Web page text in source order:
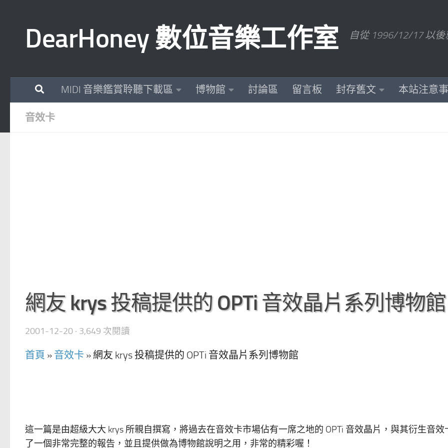
DearHoney 數位音樂工作室 自從 1996/12/17 以
MIDI 音樂鑑賞聆聽下載區 博物館 討論區 留言板 封存舊文 本站注意
音效卡
網友 krys 投稿提供的 OPTi 音效晶片系列博物館
2001-12-20 · 3,649 次閱讀
首頁 » 音效卡 » 網友 krys 投稿提供的 OPTi 音效晶片系列博物館
這一篇是由超級大大 krys 所親自撰寫，將過去在音效卡市場佔有一席之地的 OPTi 音效晶片，與其衍生音效
了一個非常完整的報告，並且提供做為博物館說明之用，非常的精彩喔！